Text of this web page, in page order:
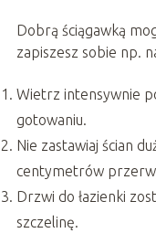
Dobrą ściągawką
zapiszesz sobie np.
Wietrz intensywnie
gotowaniu.
Nie zastawiaj ścian
centymetrów
Drzwi do łazienki
szczelinę.